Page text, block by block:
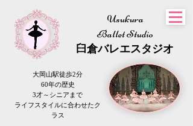
Usukura
Ballet Studio
​臼倉バレエスタジオ
大岡山駅徒歩2分
60年の歴史
3才～シニアまで
​ライフスタイルに合わせたク
ラス